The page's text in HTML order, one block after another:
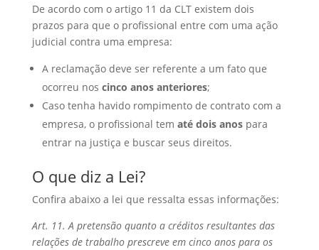
De acordo com o artigo 11 da CLT existem dois
prazos para que o profissional entre com uma ação
judicial contra uma empresa:
A reclamação deve ser referente a um fato que
ocorreu nos cinco anos anteriores;
Caso tenha havido rompimento de contrato com a
empresa, o profissional tem até dois anos para
entrar na justiça e buscar seus direitos.
O que diz a Lei?
Confira abaixo a lei que ressalta essas informações:
Art. 11. A pretensão quanto a créditos resultantes das
relações de trabalho prescreve em cinco anos para os